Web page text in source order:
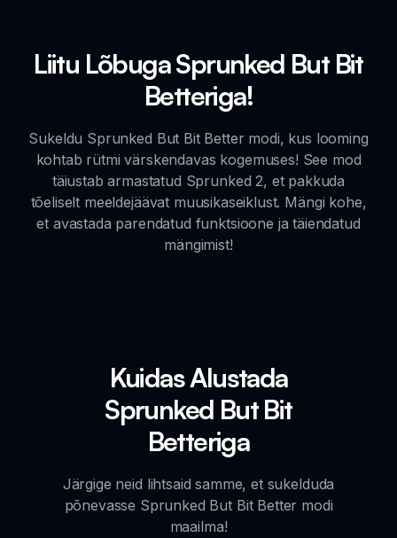
Liitu Lõbuga Sprunked But Bit
Betteriga!
Sukeldu Sprunked But Bit Better modi, kus looming
kohtab rütmi värskendavas kogemuses! See mod
täiustab armastatud Sprunked 2, et pakkuda
tõeliselt meeldejäävat muusikaseiklust. Mängi kohe,
et avastada parendatud funktsioone ja täiendatud
mängimist!
Kuidas Alustada
Sprunked But Bit
Betteriga
Järgige neid lihtsaid samme, et sukelduda
põnevasse Sprunked But Bit Better modi
maailma!